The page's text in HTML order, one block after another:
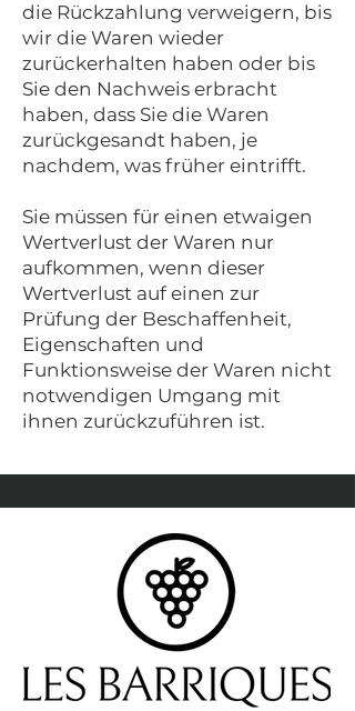
die Rückzahlung verweigern, bis
wir die Waren wieder
zurückerhalten haben oder bis
Sie den Nachweis erbracht
haben, dass Sie die Waren
zurückgesandt haben, je
nachdem, was früher eintrifft.
Sie müssen für einen etwaigen
Wertverlust der Waren nur
aufkommen, wenn dieser
Wertverlust auf einen zur
Prüfung der Beschaffenheit,
Eigenschaften und
Funktionsweise der Waren nicht
notwendigen Umgang mit
ihnen zurückzuführen ist.